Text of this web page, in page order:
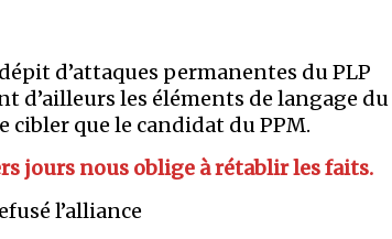
d’attaques permanentes du PLP
d’ailleurs les éléments de langage du
cibler que le candidat du PPM.
jours nous oblige à rétablir les faits.
l’alliance